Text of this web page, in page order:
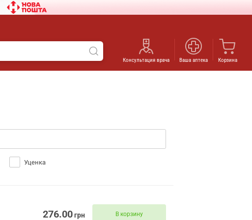
Консультация врача Ваша аптека Корзина
Уценка
276.00грн В корзину